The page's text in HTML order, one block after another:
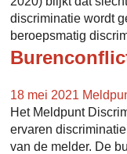
discriminatie wordt
beroepsmatig
18 mei 2021
Het Meldpunt
ervaren
van de melder. De